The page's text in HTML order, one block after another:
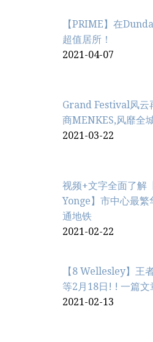
【PRIME】在
超值居所！
2021-04-07
Grand Festival风云
商MENKES,风靡全
2021-03-22
视频+文字全面了解
Yonge】市中心最
通地铁
2021-02-22
【8 Wellesley】王
等2月18日! ! 一篇文
2021-02-13